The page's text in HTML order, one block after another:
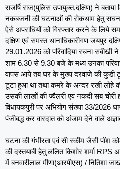
राजर्षि राज(पुलिस उपायुक्त,दक्षिण) ने
नकबजनी की घटनाओं की रोकथाम हेतु
ऐसे अपराधियों को गिरफ्तार करने के लिये
दक्षिण एवं समस्त थानाधिकारीगण जयपुर
29.01.2026 को परिवादिया रचना सबीखी
शाम 6.30 से 9.30 बजे के मध्य उनका
वापस आये तब घर के मुख्य दरवाजे की कुडी
टूटा हुआ था तथा कमरे के अन्दर रखी लोहे
उसकी लाखों की ज्वैलरी एवं नकदी सब चोरी
विधायकपुरी पर अभियोग संख्या 33/2026
पंजीबद्ध कर वारदात को अंजाम देने वाले
घटना की गंभीरता एवं सी स्कीम जैसी पॉश
की दस्तयाबी हेतु ललित किशोर शर्मा RPS
में बनवारीलाल मीणा(आरपीएस) / नितिशा